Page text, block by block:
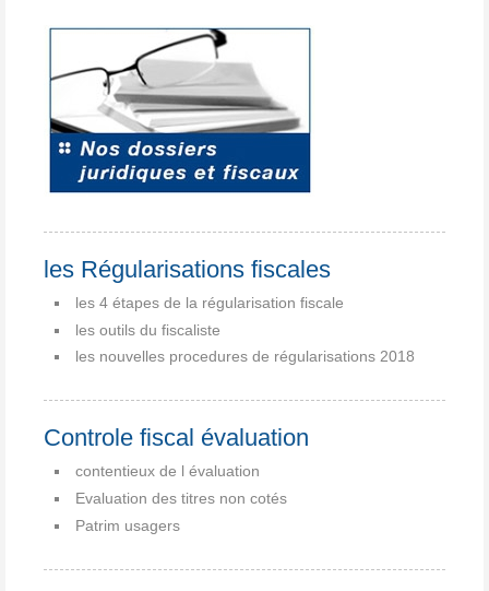
les Régularisations fiscales
les 4 étapes de la régularisation fiscale
les outils du fiscaliste
les nouvelles procedures de régularisations 2018
Controle fiscal évaluation
contentieux de l évaluation
Evaluation des titres non cotés
Patrim usagers